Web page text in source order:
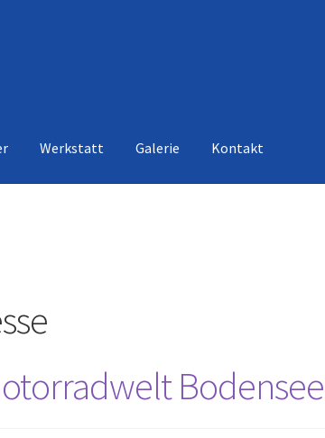
Werkstatt Galerie Kontakt
Bodensee